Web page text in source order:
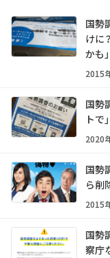
国勢
けに
かも」
2015
国勢
トで
2020
国勢
ら削
2015
国勢
察庁